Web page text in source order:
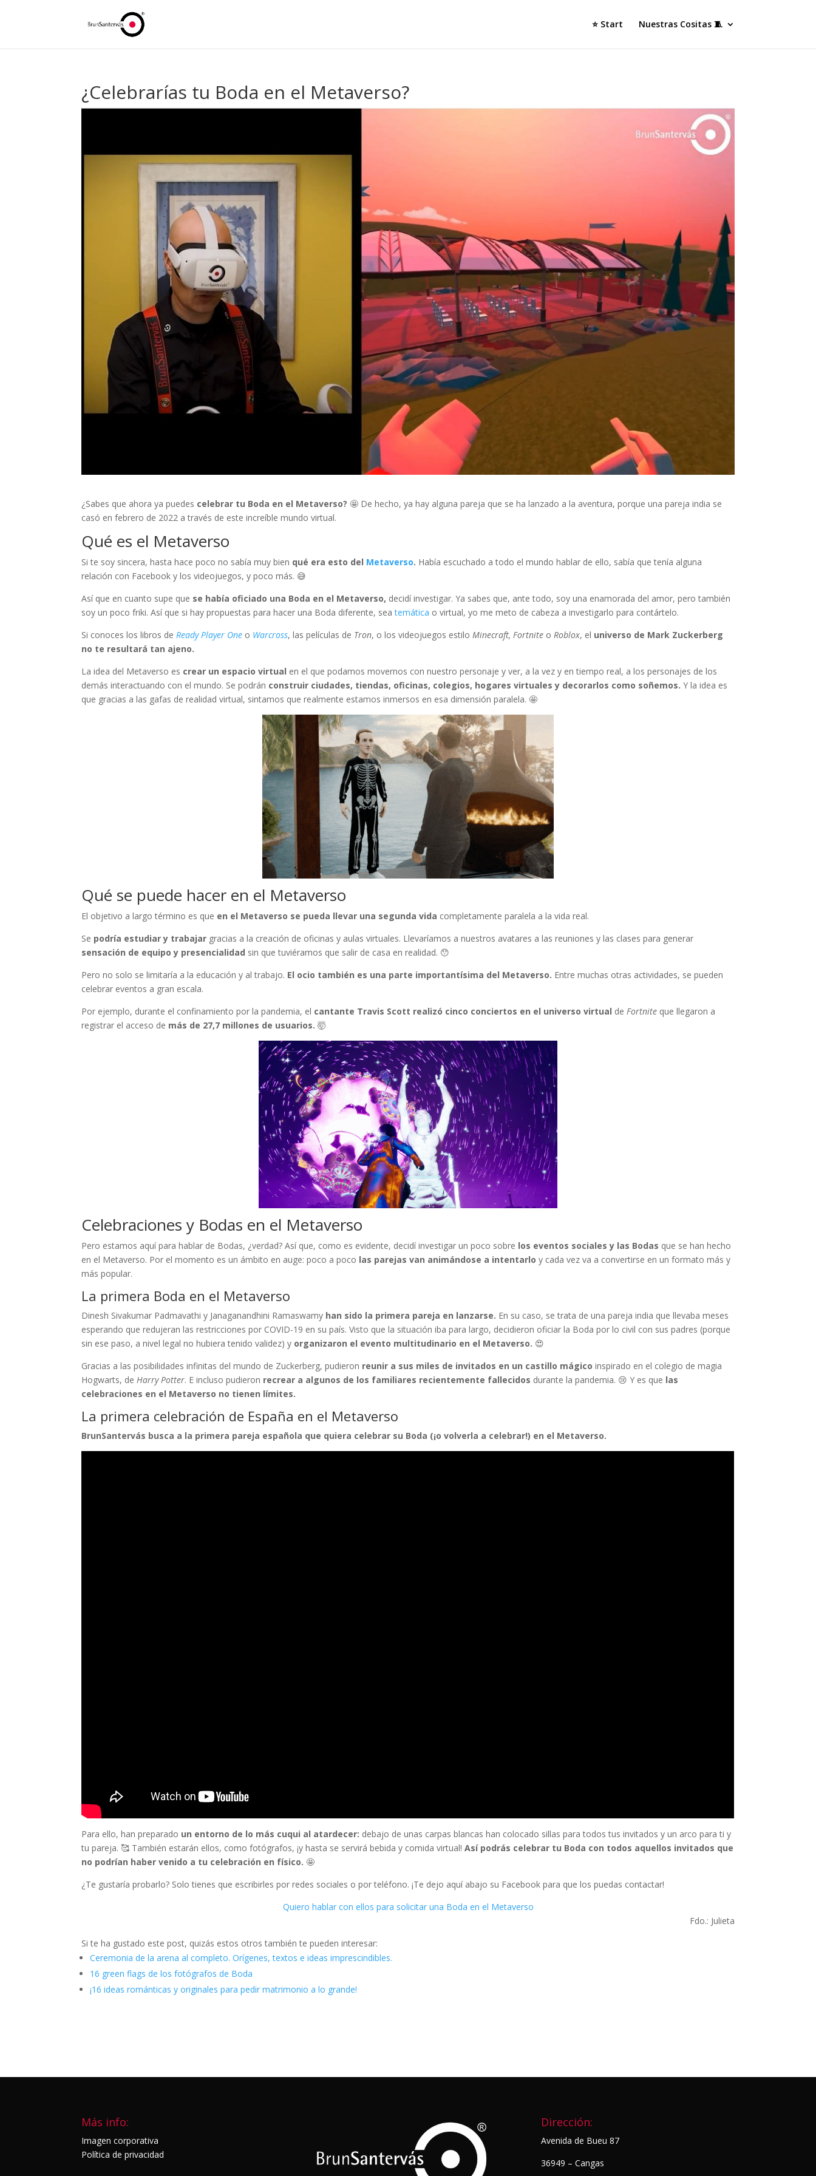
⭐ Start Nuestras Cositas 🧵
¿Celebrarías tu Boda en el Metaverso?
¿Sabes que ahora ya puedes celebrar tu Boda en el Metaverso? 🤩 De hecho, ya hay alguna pareja que se ha lanzado a la aventura, porque una pareja india se
casó en febrero de 2022 a través de este increíble mundo virtual.
Qué es el Metaverso
Si te soy sincera, hasta hace poco no sabía muy bien qué era esto del Metaverso. Había escuchado a todo el mundo hablar de ello, sabía que tenía alguna
relación con Facebook y los videojuegos, y poco más. 😅
Así que en cuanto supe que se había oficiado una Boda en el Metaverso, decidí investigar. Ya sabes que, ante todo, soy una enamorada del amor, pero también
soy un poco friki. Así que si hay propuestas para hacer una Boda diferente, seatemática o virtual, yo me meto de cabeza a investigarlo para contártelo.
Si conoces los libros de Ready Player One o Warcross, las películas de Tron, o los videojuegos estilo Minecraft, Fortnite o Roblox, el universo de Mark Zuckerberg
no te resultará tan ajeno.
La idea del Metaverso es crear un espacio virtual en el que podamos movernos con nuestro personaje y ver, a la vez y en tiempo real, a los personajes de los
demás interactuando con el mundo. Se podrán construir ciudades, tiendas, oficinas, colegios, hogares virtuales y decorarlos como soñemos.Y la idea es
que gracias a las gafas de realidad virtual, sintamos que realmente estamos inmersos en esa dimensión paralela. 🤩
Qué se puede hacer en el Metaverso
El objetivo a largo término es que en el Metaverso se pueda llevar una segunda vida completamente paralela a la vida real.
Se podría estudiar y trabajar gracias a la creación de oficinas y aulas virtuales. Llevaríamos a nuestros avatares a las reuniones y las clases para generar
sensación de equipo y presencialidad sin que tuviéramos que salir de casa en realidad. 😯
Pero no solo se limitaría a la educación y al trabajo. El ocio también es una parte importantísima del Metaverso. Entre muchas otras actividades, se pueden
celebrar eventos a gran escala.
Por ejemplo, durante el confinamiento por la pandemia, el cantante Travis Scott realizó cinco conciertos en el universo virtual de Fortnite que llegaron a
registrar el acceso de más de 27,7 millones de usuarios. 🤯
Celebraciones y Bodas en el Metaverso
Pero estamos aquí para hablar de Bodas, ¿verdad? Así que, como es evidente, decidí investigar un poco sobre los eventos sociales y las Bodas que se han hecho
en el Metaverso. Por el momento es un ámbito en auge: poco a poco las parejas van animándose a intentarloy cada vez va a convertirse en un formato más y
más popular.
La primera Boda en el Metaverso
Dinesh Sivakumar Padmavathi y Janaganandhini Ramaswamy han sido la primera pareja en lanzarse. En su caso, se trata de una pareja india que llevaba meses
esperando que redujeran las restricciones por COVID-19 en su país. Visto que la situación iba para largo, decidieron oficiar la Boda por lo civil con sus padres (porque
sin ese paso, a nivel legal no hubiera tenido validez) y organizaron el evento multitudinario en el Metaverso. 😍
Gracias a las posibilidades infinitas del mundo de Zuckerberg, pudieron reunir a sus miles de invitados en un castillo mágicoinspirado en el colegio de magia
Hogwarts, de Harry Potter. E incluso pudieron recrear a algunos de los familiares recientemente fallecidos durante la pandemia. 😢 Y es que las
celebraciones en el Metaverso no tienen límites.
La primera celebración de España en el Metaverso
BrunSantervás busca a la primera pareja española que quiera celebrar su Boda (¡o volverla a celebrar!) en el Metaverso.
Para ello, han preparado un entorno de lo más cuqui al atardecer: debajo de unas carpas blancas han colocado sillas para todos tus invitados y un arco para ti y
tu pareja. 🥰 También estarán ellos, como fotógrafos, ¡y hasta se servirá bebida y comida virtual!Así podrás celebrar tu Boda con todos aquellos invitados que
no podrían haber venido a tu celebración en físico. 🤩
¿Te gustaría probarlo? Solo tienes que escribirles por redes sociales o por teléfono. ¡Te dejo aquí abajo su Facebook para que los puedas contactar!
Quiero hablar con ellos para solicitar una Boda en el Metaverso
Fdo.: Julieta
Si te ha gustado este post, quizás estos otros también te pueden interesar:
Ceremonia de la arena al completo. Orígenes, textos e ideas imprescindibles.
16 green flags de los fotógrafos de Boda
¡16 ideas románticas y originales para pedir matrimonio a lo grande!
Más info:
Imagen corporativa
Política de privacidad
Dirección:
Avenida de Bueu 87
36949 – Cangas